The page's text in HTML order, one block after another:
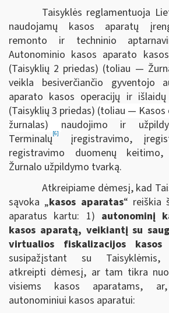
Taisyklės reglamentuoja
naudojamų kasos aparatų
remonto ir techninio
Autonominio kasos aparato
(Taisyklių 2 priedas) (toliau —
veikla besiverčiančio gyventojo
aparato kasos operacijų ir
(Taisyklių 3 priedas) (toliau — Kasos
žurnalas) naudojimo ir
Terminalų[6]
įregistravimo,
registravimo duomenų
Žurnalo užpildymo tvarką.
Atkreipiame dėmesį, kad
sąvoka „kasos aparatas“ reiškia
aparatus kartu: 1) autonominį
kasos aparatą, veikiantį su
virtualios fiskalizacijos kasos
susipažįstant su Taisyklėmis,
atkreipti dėmesį, ar tam tikra
visiems kasos aparatams,
autonominiui kasos aparatui: